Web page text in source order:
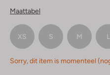
Maattabel
XS S M L
Sorry, dit item is momenteel